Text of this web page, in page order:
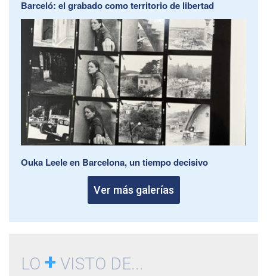
Barceló: el grabado como territorio de libertad
Ouka Leele en Barcelona, un tiempo decisivo
Ver más galerías
LO + VISTO DE...